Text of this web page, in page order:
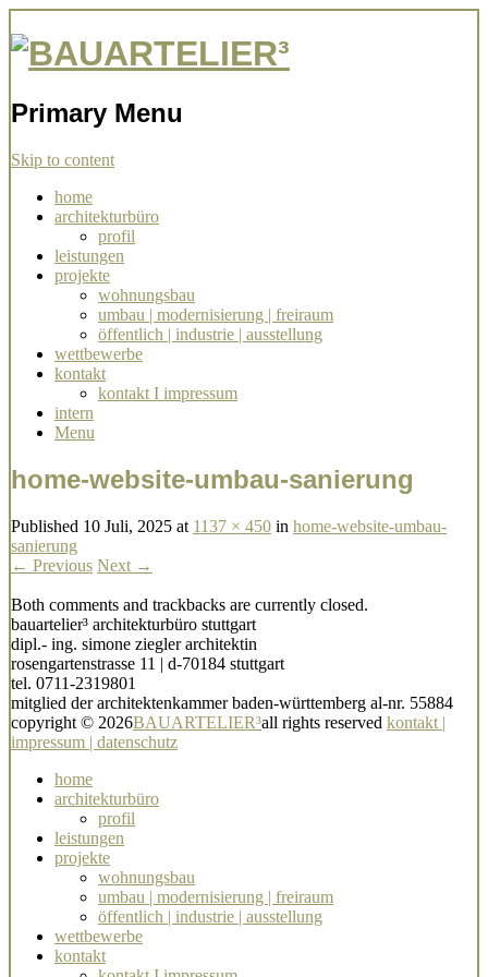
BAUARTELIER³
Architekturbüro Stuttgart Simone
Ziegler
Primary Menu
Skip to content
home
architekturbüro
profil
leistungen
projekte
wohnungsbau
umbau | modernisierung | freiraum
öffentlich | industrie | ausstellung
wettbewerbe
kontakt
kontakt I impressum
intern
Menu
home-website-umbau-sanierung
Published 10 Juli, 2025 at 1137 × 450 in home-website-umbau-
sanierung
← Previous Next →
Both comments and trackbacks are currently closed.
bauartelier³ architekturbüro stuttgart
dipl.- ing. simone ziegler architektin
rosengartenstrasse 11 | d-70184 stuttgart
tel. 0711-2319801
mitglied der architektenkammer baden-württemberg al-nr. 55884
copyright © 2026BAUARTELIER³all rights reserved kontakt |
impressum | datenschutz
home
architekturbüro
profil
leistungen
projekte
wohnungsbau
umbau | modernisierung | freiraum
öffentlich | industrie | ausstellung
wettbewerbe
kontakt